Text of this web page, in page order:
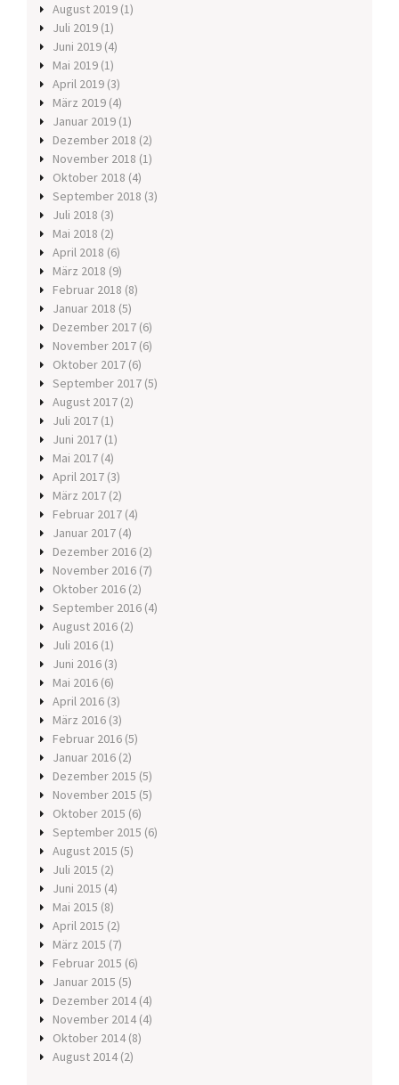
August 2019 (1)
Juli 2019 (1)
Juni 2019 (4)
Mai 2019 (1)
April 2019 (3)
März 2019 (4)
Januar 2019 (1)
Dezember 2018 (2)
November 2018 (1)
Oktober 2018 (4)
September 2018 (3)
Juli 2018 (3)
Mai 2018 (2)
April 2018 (6)
März 2018 (9)
Februar 2018 (8)
Januar 2018 (5)
Dezember 2017 (6)
November 2017 (6)
Oktober 2017 (6)
September 2017 (5)
August 2017 (2)
Juli 2017 (1)
Juni 2017 (1)
Mai 2017 (4)
April 2017 (3)
März 2017 (2)
Februar 2017 (4)
Januar 2017 (4)
Dezember 2016 (2)
November 2016 (7)
Oktober 2016 (2)
September 2016 (4)
August 2016 (2)
Juli 2016 (1)
Juni 2016 (3)
Mai 2016 (6)
April 2016 (3)
März 2016 (3)
Februar 2016 (5)
Januar 2016 (2)
Dezember 2015 (5)
November 2015 (5)
Oktober 2015 (6)
September 2015 (6)
August 2015 (5)
Juli 2015 (2)
Juni 2015 (4)
Mai 2015 (8)
April 2015 (2)
März 2015 (7)
Februar 2015 (6)
Januar 2015 (5)
Dezember 2014 (4)
November 2014 (4)
Oktober 2014 (8)
August 2014 (2)